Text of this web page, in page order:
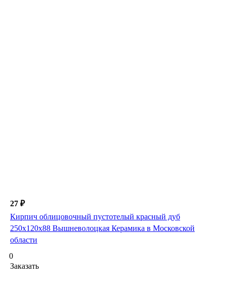
27 ₽
Кирпич облицовочный пустотелый красный дуб
250х120х88 Вышневолоцкая Керамика в Московской
области
0
Заказать